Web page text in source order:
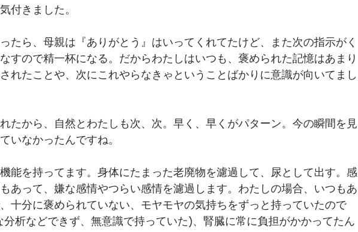
付きました。﻿
たら、母親は『ありがとう』はいってくれてたけど、また次の指示がく
すので精一杯になる。だからわたしはいつも、褒められた記憶はあまり
れたことや、次にこれやらなきゃということばかりに意識が向いてまし
たから、自然とわたしも次、次。早く、早くがパターン。今の瞬間を見
いなかったんですね。﻿
能を持ってます。身体にたまった老廃物を濾過して、尿として出す。感
あって、嫌な感情やつらい感情を濾過します。わたしの場合、いつもあ
十分に褒められていない、モヤモヤの気持ちをずっと持っていたので
分析などできず、無意識で持っていた)、腎臓に常に負担がかかってたん